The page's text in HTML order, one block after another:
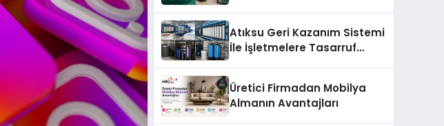
Atıksu Geri Kazanım Sistemi
İle İşletmelere Tasarruf
Üretici Firmadan Mobilya
Almanın Avantajları